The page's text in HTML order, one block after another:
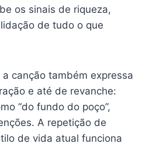
os sinais de riqueza,
de tudo o que
canção também expressa
e até de revanche:
“do fundo do poço”,
A repetição de
de vida atual funciona